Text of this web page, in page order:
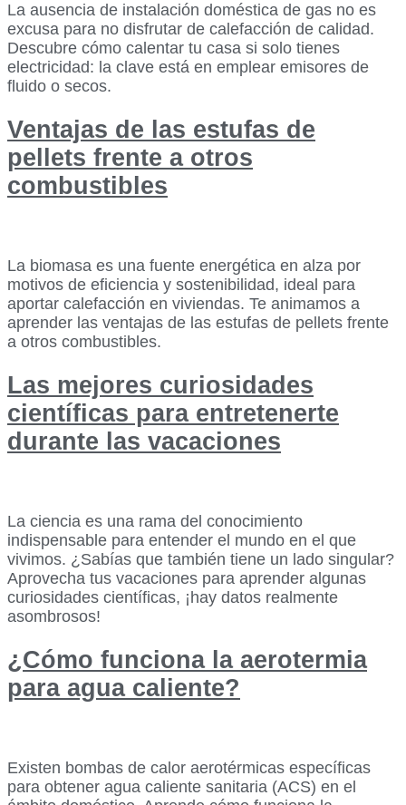
La ausencia de instalación doméstica de gas no es
excusa para no disfrutar de calefacción de calidad.
Descubre cómo calentar tu casa si solo tienes
electricidad: la clave está en emplear emisores de
fluido o secos.
Ventajas de las estufas de
pellets frente a otros
combustibles
La biomasa es una fuente energética en alza por
motivos de eficiencia y sostenibilidad, ideal para
aportar calefacción en viviendas. Te animamos a
aprender las ventajas de las estufas de pellets frente
a otros combustibles.
Las mejores curiosidades
científicas para entretenerte
durante las vacaciones
La ciencia es una rama del conocimiento
indispensable para entender el mundo en el que
vivimos. ¿Sabías que también tiene un lado singular?
Aprovecha tus vacaciones para aprender algunas
curiosidades científicas, ¡hay datos realmente
asombrosos!
¿Cómo funciona la aerotermia
para agua caliente?
Existen bombas de calor aerotérmicas específicas
para obtener agua caliente sanitaria (ACS) en el